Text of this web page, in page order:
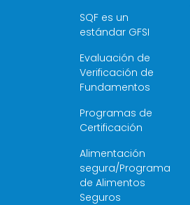
SQF es un
estándar GFSI
Evaluación de
Verificación de
Fundamentos
Programas de
Certificación
Alimentación
segura/Programa
de Alimentos
Seguros